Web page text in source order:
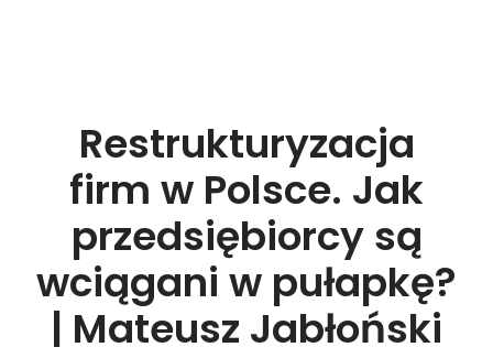
Restrukturyzacja
firm w Polsce. Jak
przedsiębiorcy są
wciągani w pułapkę?
| Mateusz Jabłoński